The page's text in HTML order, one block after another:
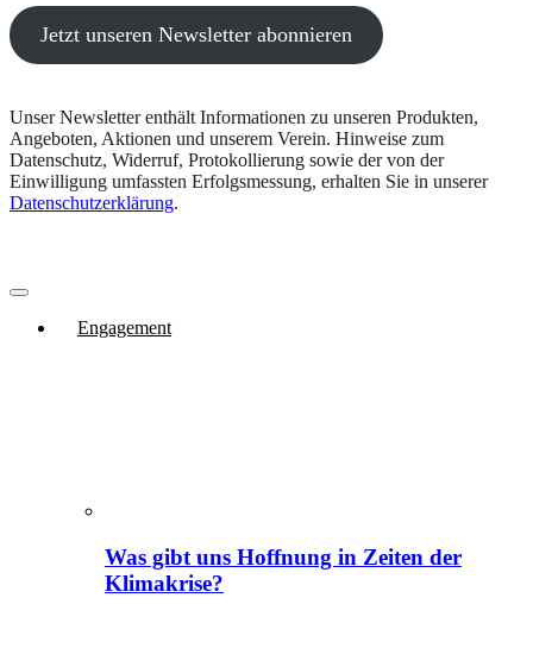
Jetzt unseren Newsletter abonnieren
Unser Newsletter enthält Informationen zu unseren Produkten,
Angeboten, Aktionen und unserem Verein. Hinweise zum
Datenschutz, Widerruf, Protokollierung sowie der von der
Einwilligung umfassten Erfolgsmessung, erhalten Sie in unserer
Datenschutzerklärung.
Engagement
Was gibt uns Hoffnung in Zeiten der
Klimakrise?